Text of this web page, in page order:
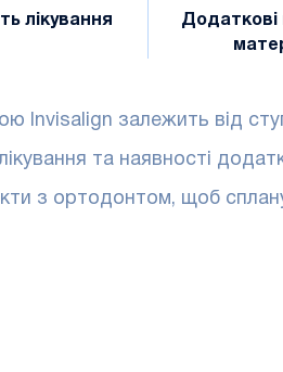
лікування
Додаткові
Invisalign залежить від
та наявності
з ортодонтом, щоб